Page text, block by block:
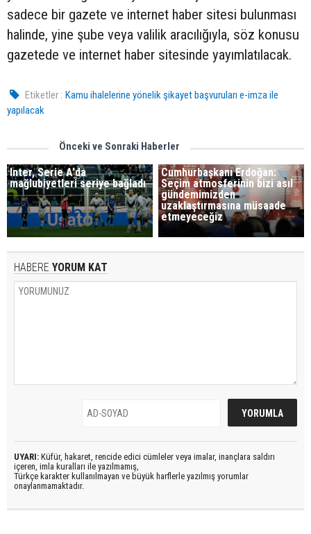
sadece bir gazete ve internet haber sitesi bulunması
halinde, yine şube veya valilik aracılığıyla, söz konusu
gazetede ve internet haber sitesinde yayımlatılacak.
Etiketler : Kamu ihalelerine yönelik şikayet başvuruları e-imza ile
yapılacak
Önceki ve Sonraki Haberler
Inter, Serie A'da
mağlubiyetleri seriye bağladı
Cumhurbaşkanı Erdoğan:
Seçim atmosferinin bizi asıl
gündemimizden
uzaklaştırmasına müsaade
etmeyeceğiz
HABERE YORUM KAT
UYARI: Küfür, hakaret, rencide edici cümleler veya imalar, inançlara saldırı
içeren, imla kuralları ile yazılmamış,
Türkçe karakter kullanılmayan ve büyük harflerle yazılmış yorumlar
onaylanmamaktadır.